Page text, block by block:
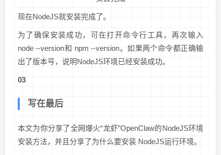
现在NodeJS就安装完成了。
为了确保安装成功，可在打开命令行工具，再次输入
node --version和 npm --version。如果两个命令都正确输
出了版本号，说明NodeJS环境已经安装成功。
03
写在最后
本文为你分享了全网爆火“龙虾”OpenClaw的NodeJS环境
安装方法，并且分享了为什么要安装 NodeJS运行环境。